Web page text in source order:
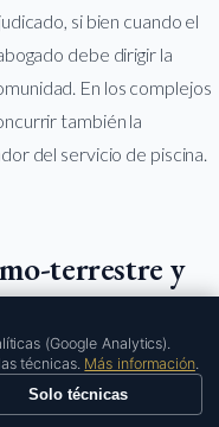
si bien cuando el
debe dirigir la
En los complejos
también la
del servicio de piscina.
terrestre y
en primera línea de mar
de Costas
(Google Analytics).
técnicas. Más información.
Solo técnicas